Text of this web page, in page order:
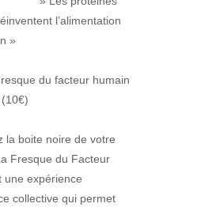
l’alimentation
»
du facteur humain
(10€)
boite noire de votre
Fresque du Facteur
une expérience
collective qui permet